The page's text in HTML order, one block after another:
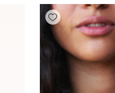
Add wishlist